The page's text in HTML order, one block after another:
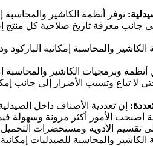
توفر أنظمة الكاشير
جانب معرفة تاريخ صلاحية كل
الكاشير والمحاسبة إمكانية
وبرمجيات الكاشير والمحاسبة
حتى لا تباع وتسبب الأضرار إلى جانب
إن تعددية الأصناف داخل
أصبحت الأمور أكثر مرونة
الكاشير والمحاسبة للصيدليات